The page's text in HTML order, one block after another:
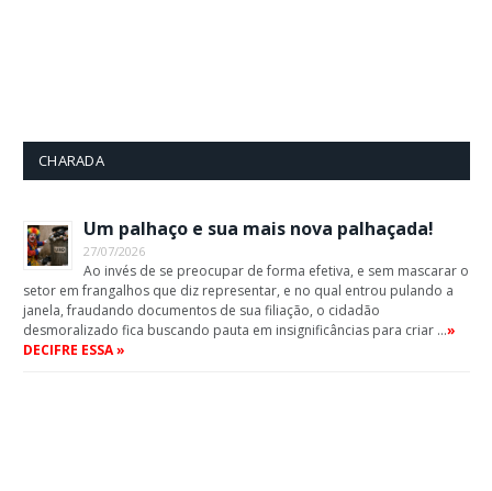
CHARADA
Um palhaço e sua mais nova palhaçada!
27/07/2026
Ao invés de se preocupar de forma efetiva, e sem mascarar o
setor em frangalhos que diz representar, e no qual entrou pulando a
janela, fraudando documentos de sua filiação, o cidadão
desmoralizado fica buscando pauta em insignificâncias para criar …»
DECIFRE ESSA »